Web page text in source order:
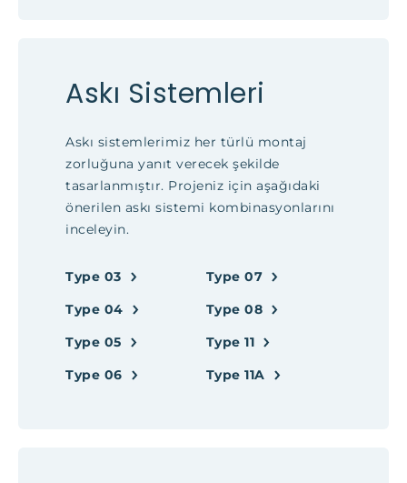
Askı Sistemleri
Askı sistemlerimiz her türlü montaj
zorluğuna yanıt verecek şekilde
tasarlanmıştır. Projeniz için aşağıdaki
önerilen askı sistemi kombinasyonlarını
inceleyin.
Type 03
Type 04
Type 05
Type 06
Type 07
Type 08
Type 11
Type 11A